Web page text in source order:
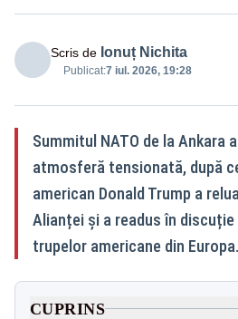
Scris de Ionuț Nichita
Publicat:7 iul. 2026, 19:28
Summitul NATO de la Ankara
atmosferă tensionată, după
american Donald Trump a
Alianței și a readus în
trupelor americane din Europa.
CUPRINS